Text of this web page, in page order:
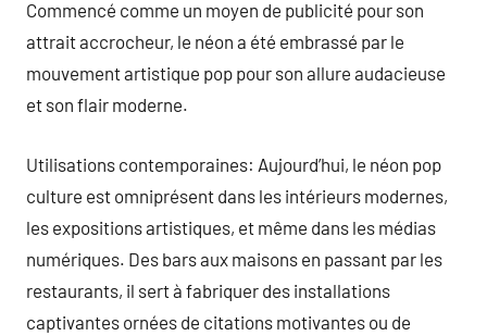
Commencé comme un moyen de publicité pour son
attrait accrocheur, le néon a été embrassé par le
mouvement artistique pop pour son allure audacieuse
et son flair moderne.
Utilisations contemporaines: Aujourd’hui, le néon pop
culture est omniprésent dans les intérieurs modernes,
les expositions artistiques, et même dans les médias
numériques. Des bars aux maisons en passant par les
restaurants, il sert à fabriquer des installations
captivantes ornées de citations motivantes ou de